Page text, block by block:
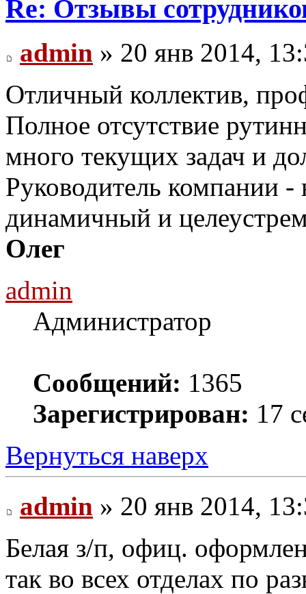
Re: Отзывы
admin » 20 янв 2014,
Отличный коллектив,
Полное отсутствие
много текущих задач и
Руководитель компании
динамичный и
Олег
admin
Администратор
Сообщений: 1365
Зарегистрирован: 17
Вернуться наверх
admin » 20 янв 2014,
Белая з/п, офиц.
так во всех отделах по